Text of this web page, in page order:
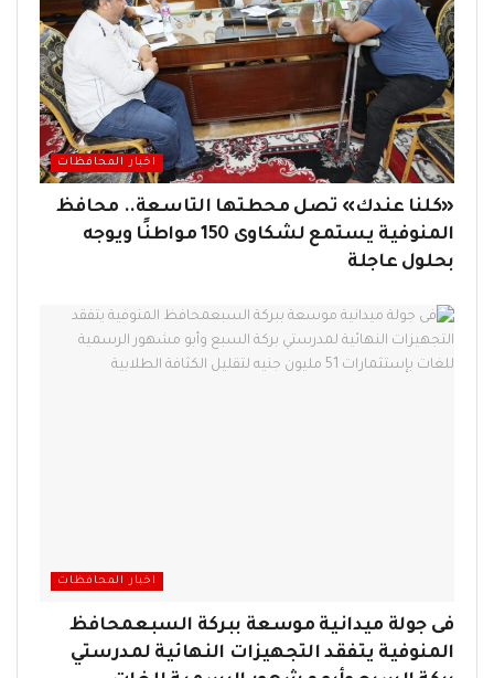
اخبار المحافظات
«كلنا عندك» تصل محطتها التاسعة.. محافظ
المنوفية يستمع لشكاوى 150 مواطنًا ويوجه
بحلول عاجلة
اخبار المحافظات
فى جولة ميدانية موسعة ببركة السبعمحافظ
المنوفية يتفقد التجهيزات النهائية لمدرستي